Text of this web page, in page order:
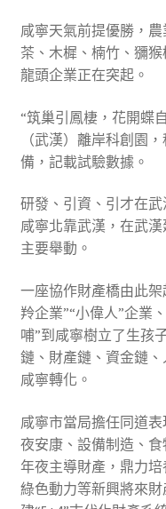
咸寧天氣前提優勝，
茶、木樨、楠竹、獼
龍頭企業正在突起。
“筑巢引鳳棲，花開蝶
（武漢）離岸科創園
備，記載試驗數據。
研發、引資、引才在
咸寧北靠武漢，在武
主要舉動。
一座協作財產橋由此
羚企業”“小偉人”企業
哺”到咸寧樹立了生孩
鏈、財產鏈、資金鏈
咸寧轉化。
咸寧市當局擔任同道
夜安康、設備制造、
年夜主導財產，鼎力
綠色動力等新興將來